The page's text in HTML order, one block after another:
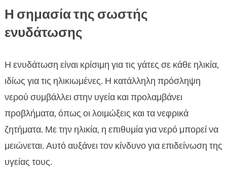
Η σημασία της σωστής
ενυδάτωσης
Η ενυδάτωση είναι κρίσιμη για τις γάτες σε κάθε ηλικία,
ιδίως για τις ηλικιωμένες. Η κατάλληλη πρόσληψη
νερού συμβάλλει στην υγεία και προλαμβάνει
προβλήματα, όπως οι λοιμώξεις και τα νεφρικά
ζητήματα. Με την ηλικία, η επιθυμία για νερό μπορεί να
μειώνεται. Αυτό αυξάνει τον κίνδυνο για επιδείνωση της
υγείας τους.